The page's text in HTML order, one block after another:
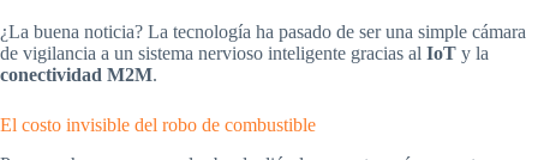
¿La buena noticia? La tecnología ha pasado de ser una simple cámara
de vigilancia a un sistema nervioso inteligente gracias al IoT y la
conectividad M2M.
El costo invisible del robo de combustible